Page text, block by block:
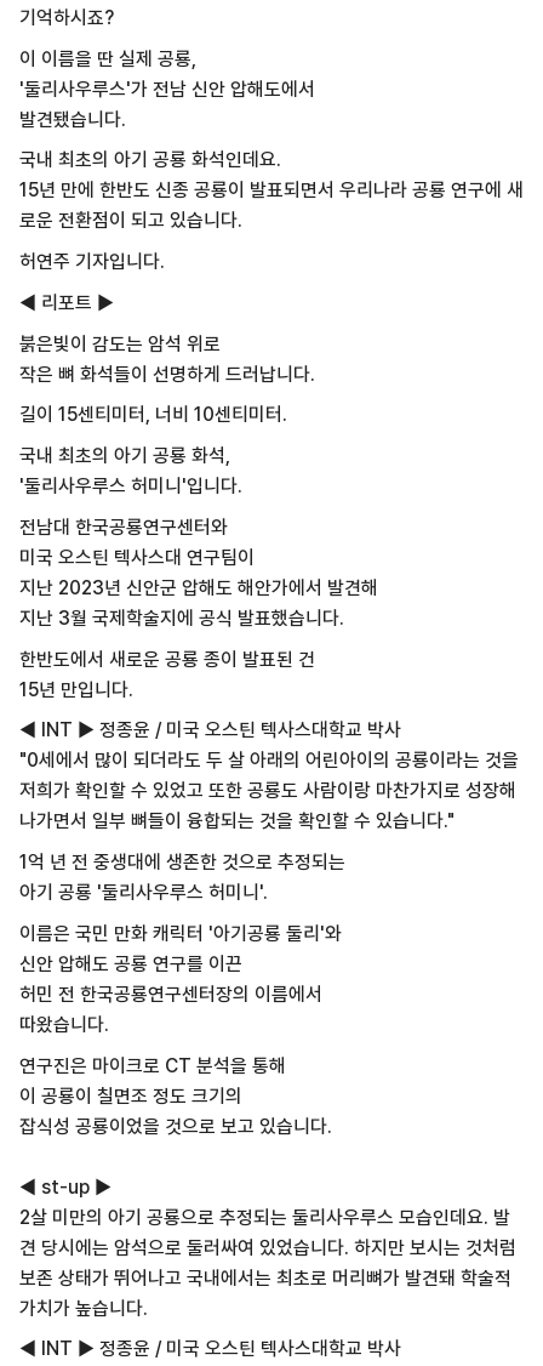
기억하시죠?
이 이름을 딴 실제 공룡,
'둘리사우루스'가 전남 신안 압해도에서
발견됐습니다.
국내 최초의 아기 공룡 화석인데요.
15년 만에 한반도 신종 공룡이 발표되면서 우리나라 공룡 연구에 새
로운 전환점이 되고 있습니다.
허연주 기자입니다.
◀ 리포트 ▶
붉은빛이 감도는 암석 위로
작은 뼈 화석들이 선명하게 드러납니다.
길이 15센티미터, 너비 10센티미터.
국내 최초의 아기 공룡 화석,
'둘리사우루스 허미니'입니다.
전남대 한국공룡연구센터와
미국 오스틴 텍사스대 연구팀이
지난 2023년 신안군 압해도 해안가에서 발견해
지난 3월 국제학술지에 공식 발표했습니다.
한반도에서 새로운 공룡 종이 발표된 건
15년 만입니다.
◀ INT ▶ 정종윤 / 미국 오스틴 텍사스대학교 박사
"0세에서 많이 되더라도 두 살 아래의 어린아이의 공룡이라는 것을
저희가 확인할 수 있었고 또한 공룡도 사람이랑 마찬가지로 성장해
나가면서 일부 뼈들이 융합되는 것을 확인할 수 있습니다."
1억 년 전 중생대에 생존한 것으로 추정되는
아기 공룡 '둘리사우루스 허미니'.
이름은 국민 만화 캐릭터 '아기공룡 둘리'와
신안 압해도 공룡 연구를 이끈
허민 전 한국공룡연구센터장의 이름에서
따왔습니다.
연구진은 마이크로 CT 분석을 통해
이 공룡이 칠면조 정도 크기의
잡식성 공룡이었을 것으로 보고 있습니다.
◀ st-up ▶
2살 미만의 아기 공룡으로 추정되는 둘리사우루스 모습인데요. 발
견 당시에는 암석으로 둘러싸여 있었습니다. 하지만 보시는 것처럼
보존 상태가 뛰어나고 국내에서는 최초로 머리뼈가 발견돼 학술적
가치가 높습니다.
◀ INT ▶ 정종윤 / 미국 오스틴 텍사스대학교 박사